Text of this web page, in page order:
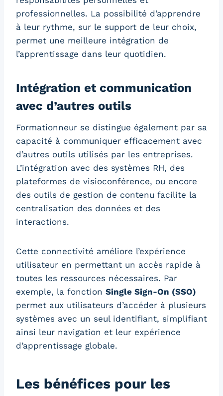
professionnelles. La possibilité d’apprendre
à leur rythme, sur le support de leur choix,
permet une meilleure intégration de
l’apprentissage dans leur quotidien.
Intégration et communication
avec d’autres outils
Formationneur se distingue également par sa
capacité à communiquer efficacement avec
d’autres outils utilisés par les entreprises.
L’intégration avec des systèmes RH, des
plateformes de visioconférence, ou encore
des outils de gestion de contenu facilite la
centralisation des données et des
interactions.
Cette connectivité améliore l’expérience
utilisateur en permettant un accès rapide à
toutes les ressources nécessaires. Par
exemple, la fonction Single Sign-On (SSO)
permet aux utilisateurs d’accéder à plusieurs
systèmes avec un seul identifiant, simplifiant
ainsi leur navigation et leur expérience
d’apprentissage globale.
Les bénéfices pour les